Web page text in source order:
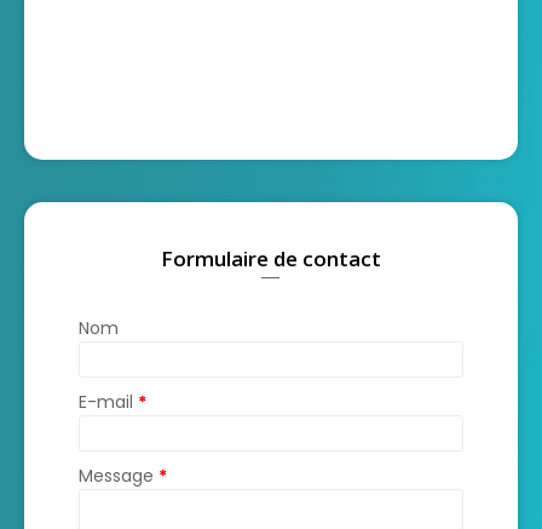
Formulaire de contact
Nom
E-mail *
Message *